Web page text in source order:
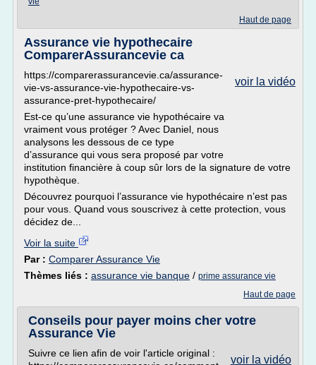
Haut de page
Assurance vie hypothecaire
ComparerAssurancevie ca
voir la vidéo
https://comparerassurancevie.ca/assurance-
vie-vs-assurance-vie-hypothecaire-vs-
assurance-pret-hypothecaire/
Est-ce qu’une assurance vie hypothécaire va
vraiment vous protéger ? Avec Daniel, nous
analysons les dessous de ce type
d’assurance qui vous sera proposé par votre
institution financière à coup sûr lors de la signature de votre
hypothèque.
Découvrez pourquoi l’assurance vie hypothécaire n’est pas
pour vous. Quand vous souscrivez à cette protection, vous
décidez de...
Voir la suite
Par : Comparer Assurance Vie
Thèmes liés : assurance vie banque / prime assurance vie
Haut de page
Conseils pour payer moins cher votre
Assurance Vie
voir la vidéo
Suivre ce lien afin de voir l'article original :